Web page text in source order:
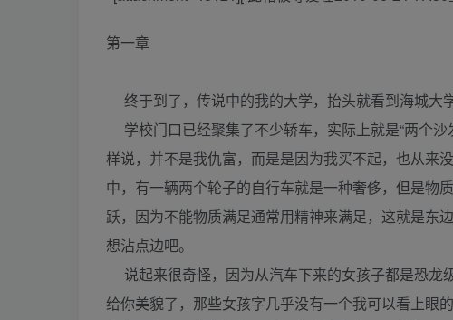
第一章
终于到了，传说中的我的大学，抬头就看到海城大
学校门口已经聚集了不少轿车，实际上就是“两个
样说，并不是我仇富，而是是因为我买不起，也从来
中，有一辆两个轮子的自行车就是一种奢侈，但是物
跃，因为不能物质满足通常用精神来满足，这就是东
想沾点边吧。
说起来很奇怪，因为从汽车下来的女孩子都是恐龙
给你美貌了，那些女孩字几乎没有一个我可以看上眼